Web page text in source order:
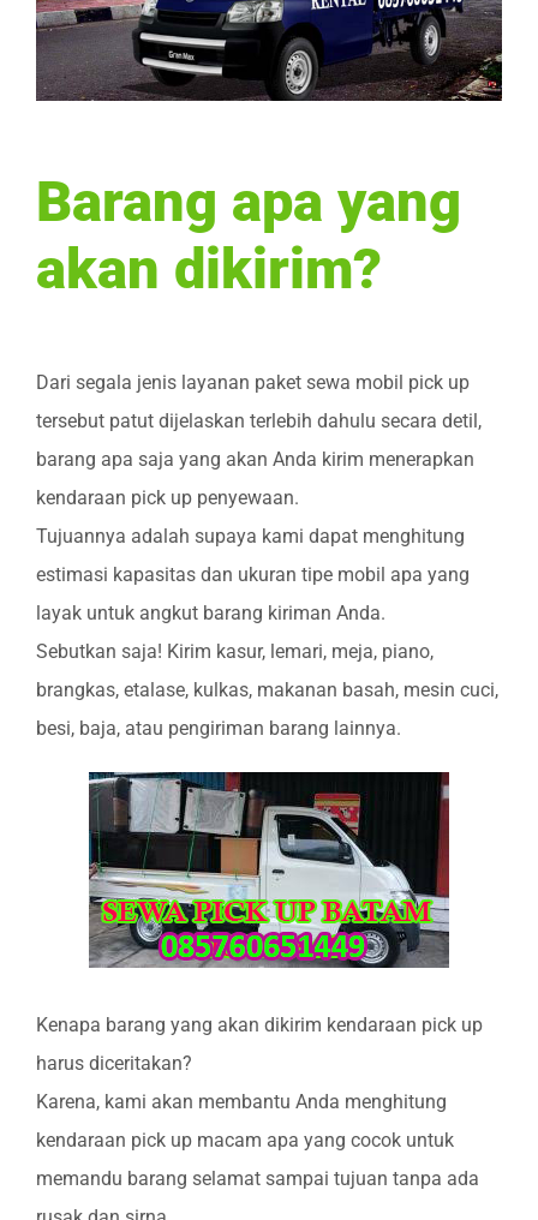
Barang apa yang
akan dikirim?
Dari segala jenis layanan paket sewa mobil pick up
tersebut patut dijelaskan terlebih dahulu secara detil,
barang apa saja yang akan Anda kirim menerapkan
kendaraan pick up penyewaan.
Tujuannya adalah supaya kami dapat menghitung
estimasi kapasitas dan ukuran tipe mobil apa yang
layak untuk angkut barang kiriman Anda.
Sebutkan saja! Kirim kasur, lemari, meja, piano,
brangkas, etalase, kulkas, makanan basah, mesin cuci,
besi, baja, atau pengiriman barang lainnya.
Kenapa barang yang akan dikirim kendaraan pick up
harus diceritakan?
Karena, kami akan membantu Anda menghitung
kendaraan pick up macam apa yang cocok untuk
memandu barang selamat sampai tujuan tanpa ada